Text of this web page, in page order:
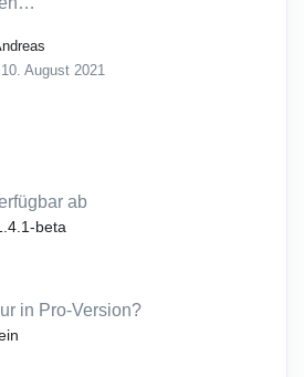
August 2021
ab
beta
in Pro-Version?